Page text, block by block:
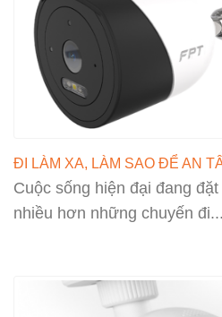
ĐI LÀM XA, LÀM SAO ĐỂ AN
Cuộc sống hiện đại đang
nhiều hơn những chuyến đi...